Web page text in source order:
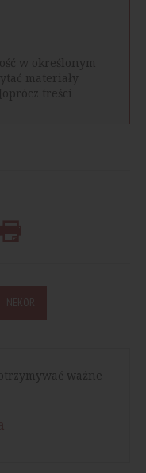
w określonym
materiały
treści
NEKOR
ważne